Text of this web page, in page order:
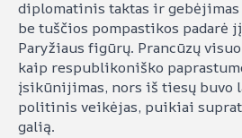
diplomatinis taktas ir
be tuščios pompastikos padarė
Paryžiaus figūrų. Prancūzų
kaip respublikoniško
įsikūnijimas, nors iš tiesų buvo
politinis veikėjas, puikiai
galią.